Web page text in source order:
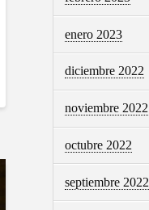
enero 2023
diciembre 2022
noviembre 2022
octubre 2022
septiembre 2022